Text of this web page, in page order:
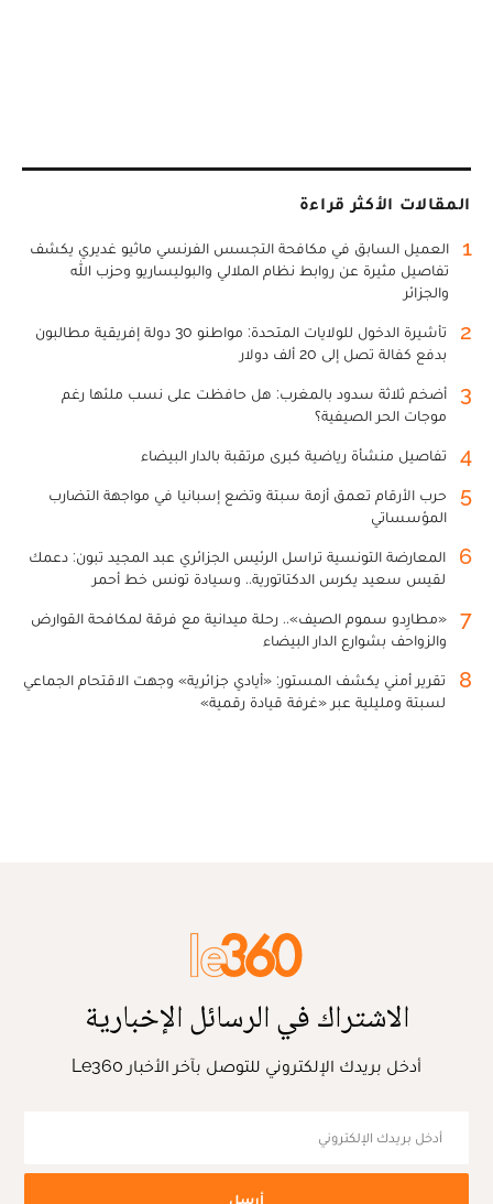
المقالات الأكثر قراءة
1
العميل السابق في مكافحة التجسس الفرنسي ماثيو غديري يكشف
تفاصيل مثيرة عن روابط نظام الملالي والبوليساريو وحزب الله
والجزائر
2
تأشيرة الدخول للولايات المتحدة: مواطنو 30 دولة إفريقية مطالبون
بدفع كفالة تصل إلى 20 ألف دولار
3
أضخم ثلاثة سدود بالمغرب: هل حافظت على نسب ملئها رغم
موجات الحر الصيفية؟
4 تفاصيل منشأة رياضية كبرى مرتقبة بالدار البيضاء
5
حرب الأرقام تعمق أزمة سبتة وتضع إسبانيا في مواجهة التضارب
المؤسساتي
6
المعارضة التونسية تراسل الرئيس الجزائري عبد المجيد تبون: دعمك
لقيس سعيد يكرس الدكتاتورية.. وسيادة تونس خط أحمر
7
«مطارِدو سموم الصيف».. رحلة ميدانية مع فرقة لمكافحة القوارض
والزواحف بشوارع الدار البيضاء
8
تقرير أمني يكشف المستور: «أيادي جزائرية» وجهت الاقتحام الجماعي
لسبتة ومليلية عبر «غرفة قيادة رقمية»
الاشتراك في الرسائل الإخبارية
أدخل بريدك الإلكتروني للتوصل بآخر الأخبار Le360
أرسل